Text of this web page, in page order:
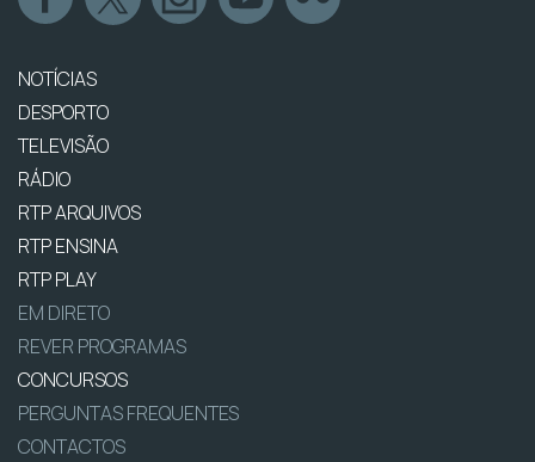
NOTÍCIAS
DESPORTO
TELEVISÃO
RÁDIO
RTP ARQUIVOS
RTP ENSINA
RTP PLAY
EM DIRETO
REVER PROGRAMAS
CONCURSOS
PERGUNTAS FREQUENTES
CONTACTOS